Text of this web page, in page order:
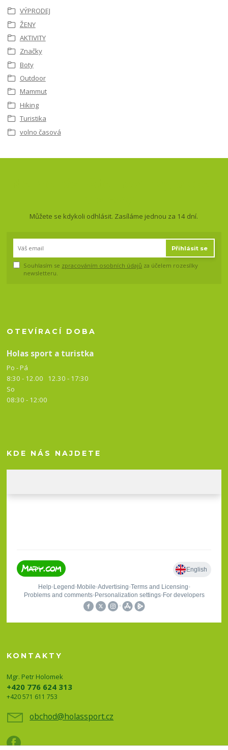
VÝPRODEJ
ŽENY
AKTIVITY
Značky
Boty
Outdoor
Mammut
Hiking
Turistika
volno časová
Můžete se kdykoli odhlásit. Zasíláme jednou za 14 dní.
Přihlásit se
Souhlasím se zpracováním osobních údajů za účelem rozesílky
newsletteru.
OTEVÍRACÍ DOBA
Holas sport a turistka
Po - Pá
8:30 - 12.00 12.30 - 17:30
So
08:30 - 12:00
KDE NÁS NAJDETE
KONTAKTY
Mgr. Petr Holomek
+420 776 624 313
+420 571 611 753
obchod@holassport.cz